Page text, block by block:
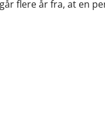
flere år fra, at en